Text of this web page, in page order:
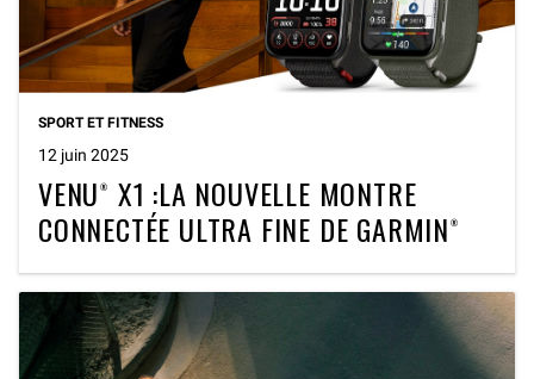
SPORT ET FITNESS
12 juin 2025
VENU® X1 :LA NOUVELLE MONTRE
CONNECTÉE ULTRA FINE DE GARMIN®